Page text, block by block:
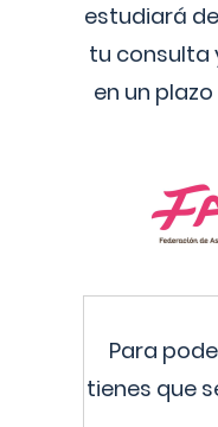
estudiará
tu consulta
en un
Para
tienes que